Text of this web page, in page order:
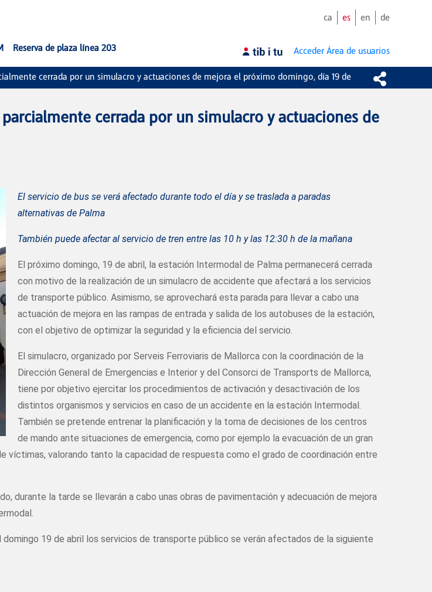
ca es en de
Reserva de plaza línea 203 Acceder Área de usuarios
cerrada por un simulacro y actuaciones de mejora el próximo domingo, día 19 de
cerrada por un simulacro y actuaciones de
El servicio de bus se verá afectado durante todo el día y se traslada a paradas
alternativas de Palma
También puede afectar al servicio de tren entre las 10 h y las 12:30 h de la mañana
El próximo domingo, 19 de abril, la estación Intermodal de Palma permanecerá cerrada
con motivo de la realización de un simulacro de accidente que afectará a los servicios
de transporte público. Asimismo, se aprovechará esta parada para llevar a cabo una
actuación de mejora en las rampas de entrada y salida de los autobuses de la estación,
con el objetivo de optimizar la seguridad y la eficiencia del servicio.
El simulacro, organizado por Serveis Ferroviaris de Mallorca con la coordinación de la
Dirección General de Emergencias e Interior y del Consorci de Transports de Mallorca,
tiene por objetivo ejercitar los procedimientos de activación y desactivación de los
distintos organismos y servicios en caso de un accidente en la estación Intermodal.
También se pretende entrenar la planificación y la toma de decisiones de los centros
de mando ante situaciones de emergencia, como por ejemplo la evacuación de un gran
valorando tanto la capacidad de respuesta como el grado de coordinación entre
durante la tarde se llevarán a cabo unas obras de pavimentación y adecuación de mejora
19 de abril los servicios de transporte público se verán afectados de la siguiente